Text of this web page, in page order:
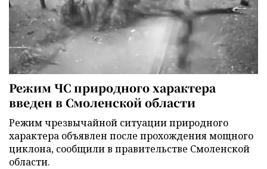
Режим ЧС природного характера
введен в Смоленской области
Режим чрезвычайной ситуации природного
характера объявлен после прохождения мощного
циклона, сообщили в правительстве Смоленской
области.